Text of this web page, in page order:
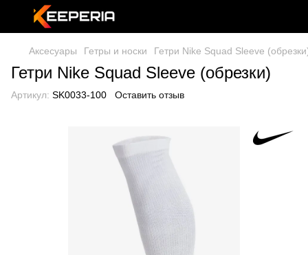
Аксесуары Гетры и носки Гетри Nike Squad Sleeve
Гетри Nike Squad Sleeve (обрезки)
Артикул: SK0033-100 Оставить отзыв